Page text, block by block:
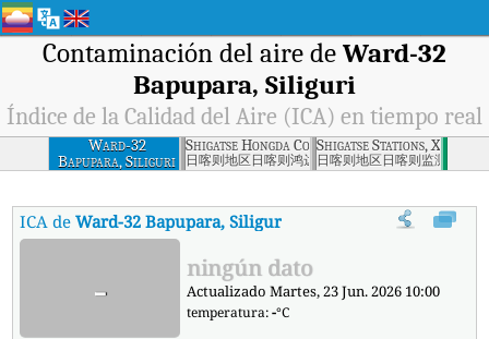
Contaminación del aire de Ward-32
Bapupara, Siliguri
Índice de la Calidad del Aire (ICA) en tiempo real
Ward-32
Bapupara, Siliguri
Shigatse Hongda Company, Xigaze
日喀则地区日喀则鸿达公司
Shigatse Stations, Xigaze
日喀则地区日喀则监测站
ICA deWard-32 Bapupara, Siliguri Índice de la Calidad del Aire
- ningún dato
Actualizado Martes, 23 Jun. 2026 10:00
temperatura:-°C